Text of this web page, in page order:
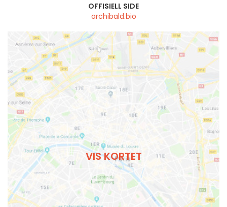
OFFISIELL SIDE
archibald.bio
VIS KORTET